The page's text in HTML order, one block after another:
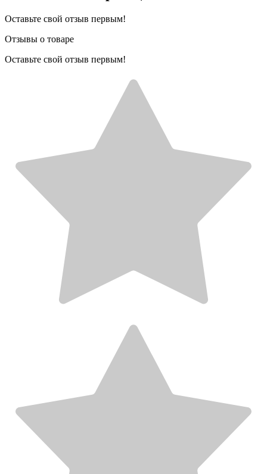
Оставьте свой отзыв первым!
Отзывы о товаре
Оставьте свой отзыв первым!